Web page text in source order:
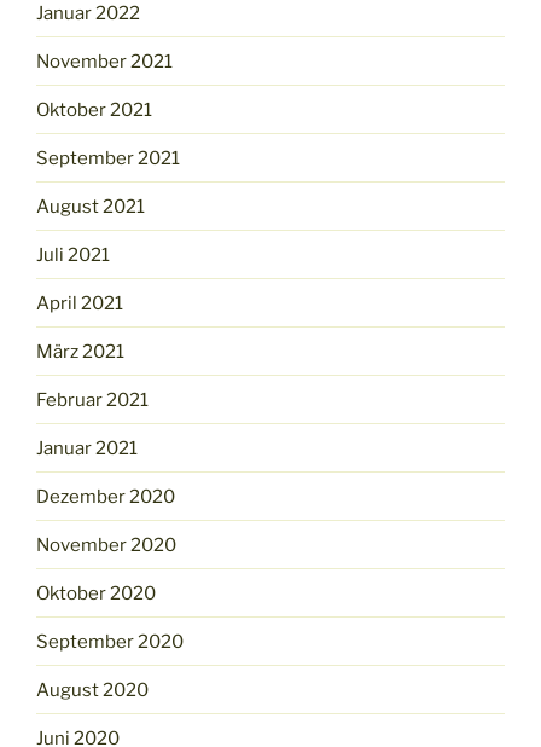
Januar 2022
November 2021
Oktober 2021
September 2021
August 2021
Juli 2021
April 2021
März 2021
Februar 2021
Januar 2021
Dezember 2020
November 2020
Oktober 2020
September 2020
August 2020
Juni 2020